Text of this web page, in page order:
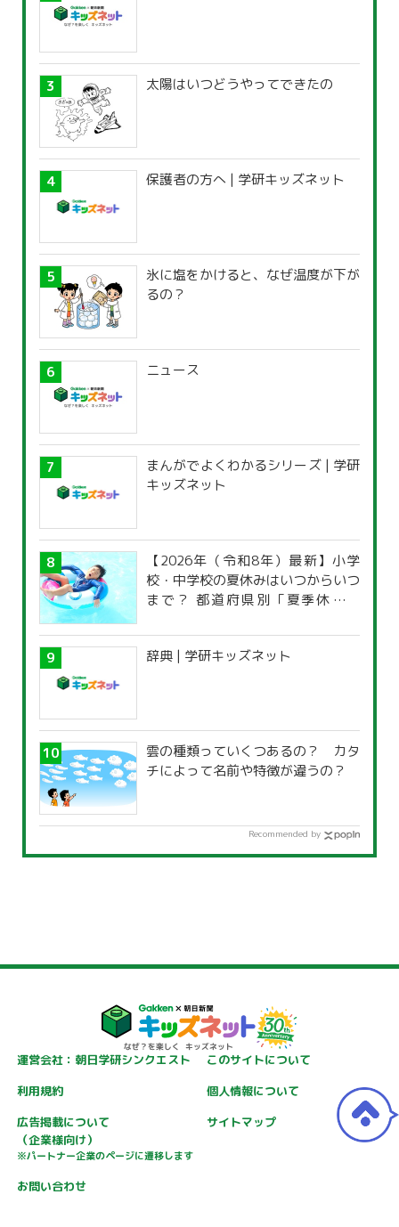
太陽はいつどうやってできたの
保護者の方へ | 学研キッズネット
氷に塩をかけると、なぜ温度が下が
るの？
ニュース
まんがでよくわかるシリーズ | 学研
キッズネット
【2026年（令和8年）最新】小学
校・中学校の夏休みはいつからいつ
まで？ 都道府県別「夏季休暇一
辞典 | 学研キッズネット
雲の種類っていくつあるの？ カタ
チによって名前や特徴が違うの？
Recommended by
運営会社：朝日学研シンクエスト
このサイトについて
利用規約
個人情報について
広告掲載について
（企業様向け）
※パートナー企業のページに遷移します
サイトマップ
お問い合わせ